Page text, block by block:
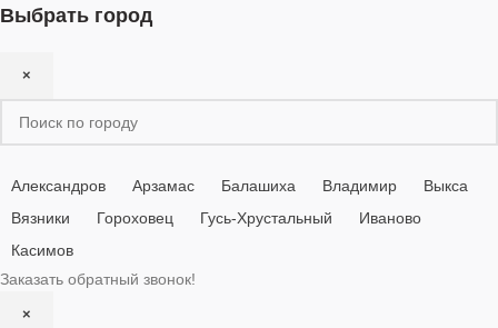
Выбрать город
×
Александров Арзамас Балашиха Владимир
Выкса
Вязники
Гороховец Гусь-Хрустальный
Иваново
Касимов
Заказать обратный звонок!
×